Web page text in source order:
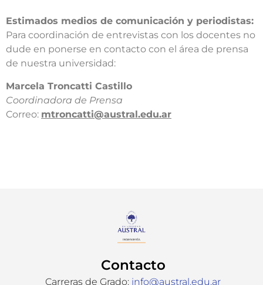
Estimados medios de comunicación y periodistas:
Para coordinación de entrevistas con los docentes no
dude en ponerse en contacto con el área de prensa
de nuestra universidad:​
​Marcela Troncatti Castillo​
Coordinadora de Prensa​
Correo: mtroncatti@austral.edu.ar​
Contacto
Carreras de Grado: info@austral.edu.ar